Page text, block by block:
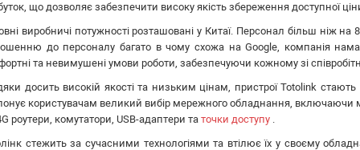
що дозволяє забезпечити високу якість збереження доступної
виробничі потужності розташовані у Китаї. Персонал більш ніж на
до персоналу багато в чому схожа на Google, компанія
та невимушені умови роботи, забезпечуючи кожному зі
досить високій якості та низьким цінам, пристрої Totolink
користувачам великий вибір мережного обладнання, включаючи
роутери, комутатори, USB-адаптери та точки доступу
стежить за сучасними технологіями та втілює їх у своєму